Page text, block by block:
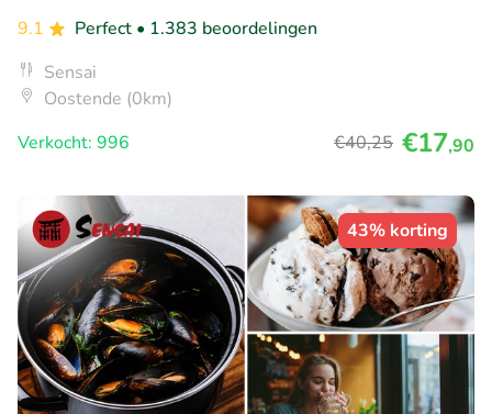
9.1
Perfect • 1.383 beoordelingen
Sensai
Oostende (0km)
Verkocht: 996
€40,25 €17,90
43% korting